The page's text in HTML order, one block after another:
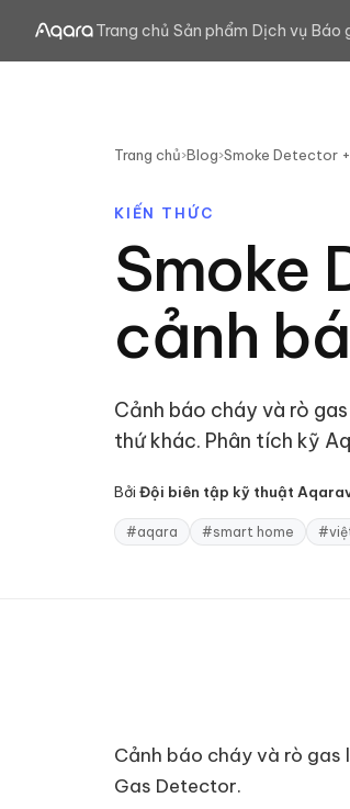
Trang chủ Sản phẩm Dịch vụ Báo
Trang chủ›Blog›Smoke Detector
KIẾN THỨC
Smoke
cảnh
Cảnh báo cháy và rò
thứ khác. Phân tích kỹ
Bởi Đội biên tập kỹ thuật
#aqara #smart home #
Cảnh báo cháy và rò gas
Gas Detector.